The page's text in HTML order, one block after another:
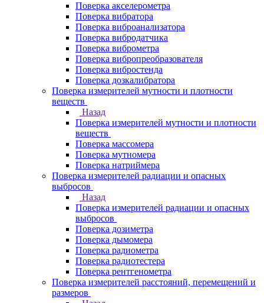
Поверка акселерометра
Поверка вибратора
Поверка виброанализатора
Поверка вибродатчика
Поверка виброметра
Поверка вибропреобразователя
Поверка вибростенда
Поверка дозкалибратора
Поверка измерителей мутности и плотности
веществ
Назад
Поверка измерителей мутности и плотности
веществ
Поверка массомера
Поверка мутномера
Поверка натриймера
Поверка измерителей радиации и опасных
выбросов
Назад
Поверка измерителей радиации и опасных
выбросов
Поверка дозиметра
Поверка дымомера
Поверка радиометра
Поверка радиотестера
Поверка рентгенометра
Поверка измерителей расстояний, перемещений и
размеров